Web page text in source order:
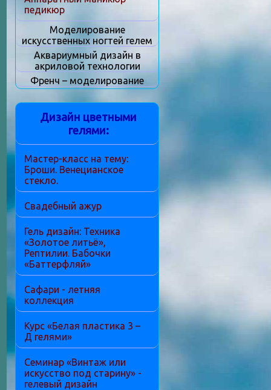
педикюр
Моделирование
искусственных ногтей гелем
Аквариумный дизайн в
акриловой технологии
Френч – моделирование
Дизайн цветными
гелями:
Мастер-класс на тему:
Броши. Венецианское
стекло.
Свадебный ажур
Гель дизайн: Техника
«Золотое литьё»,
Рептилии. Бабочки
«Баттерфляй»
Сафари - летняя
коллекция
Курс «Белая пластика 3 –
Д гелями»
Семинар «Винтаж или
искусство под старину» -
гелевый дизайн